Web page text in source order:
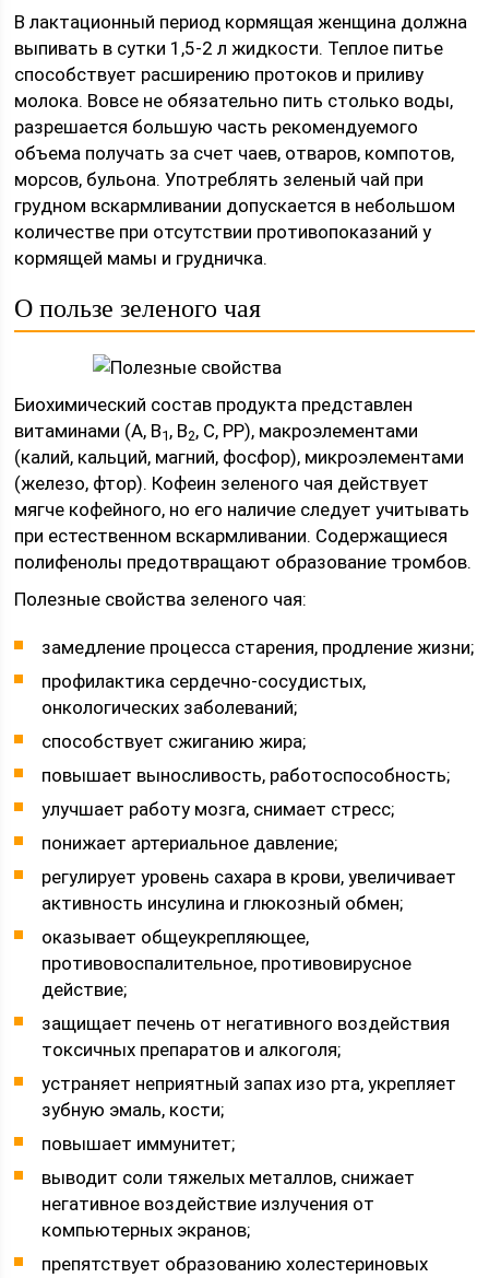
В лактационный период кормящая женщина должна
выпивать в сутки 1,5-2 л жидкости. Теплое питье
способствует расширению протоков и приливу
молока. Вовсе не обязательно пить столько воды,
разрешается большую часть рекомендуемого
объема получать за счет чаев, отваров, компотов,
морсов, бульона. Употреблять зеленый чай при
грудном вскармливании допускается в небольшом
количестве при отсутствии противопоказаний у
кормящей мамы и грудничка.
О пользе зеленого чая
Биохимический состав продукта представлен
витаминами (A, B1, B2, C, PP), макроэлементами
(калий, кальций, магний, фосфор), микроэлементами
(железо, фтор). Кофеин зеленого чая действует
мягче кофейного, но его наличие следует учитывать
при естественном вскармливании. Содержащиеся
полифенолы предотвращают образование тромбов.
Полезные свойства зеленого чая:
замедление процесса старения, продление жизни;
профилактика сердечно-сосудистых,
онкологических заболеваний;
способствует сжиганию жира;
повышает выносливость, работоспособность;
улучшает работу мозга, снимает стресс;
понижает артериальное давление;
регулирует уровень сахара в крови, увеличивает
активность инсулина и глюкозный обмен;
оказывает общеукрепляющее,
противовоспалительное, противовирусное
действие;
защищает печень от негативного воздействия
токсичных препаратов и алкоголя;
устраняет неприятный запах изо рта, укрепляет
зубную эмаль, кости;
повышает иммунитет;
выводит соли тяжелых металлов, снижает
негативное воздействие излучения от
компьютерных экранов;
препятствует образованию холестериновых